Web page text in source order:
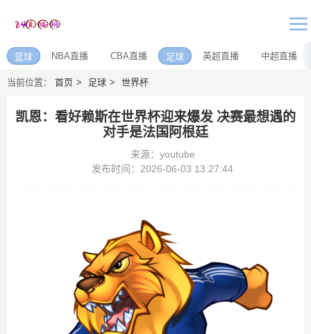
篮球 NBA直播 CBA直播 足球 英超直播 中超直播
当前位置： 首页 足球 世界杯
凯恩：看好赖斯在世界杯迎来爆发 决赛最想遇的
对手是法国阿根廷
来源：youtube
发布时间：2026-06-03 13:27:44